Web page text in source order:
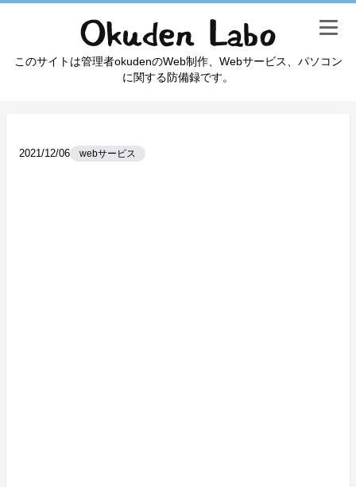
このサイトは管理者okudenのWeb制作、Webサービス、パソコン
に関する防備録です。
2021/12/06 webサービス